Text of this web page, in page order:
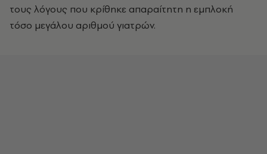
τους λόγους που κρίθηκε απαραίτητη η εμπλοκή
τόσο μεγάλου αριθμού γιατρών.